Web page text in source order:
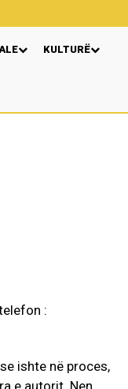
KULTURË
:
ishte në proces,